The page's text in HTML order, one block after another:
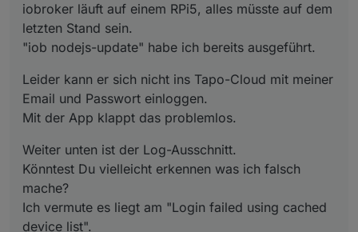
tapo.0
2024-11-23 13:05:46.616 info Start first Update
tapo.0
2024-11-23 13:05:36.615 info Wait for connections for
non camera devices
2024-11-23 13:05:36.614 warn Login failed using
cached device list
2024-11-23 13:05:36.416 info Found MFA Process
please enter MFA in the instance settings
iobroker läuft auf einem RPi5, alles müsste auf dem
letzten Stand sein.
"iob nodejs-update" habe ich bereits ausgeführt.
Leider kann er sich nicht ins Tapo-Cloud mit meiner
Email und Passwort einloggen.
Mit der App klappt das problemlos.
Weiter unten ist der Log-Ausschnitt.
Könntest Du vielleicht erkennen was ich falsch
mache?
Ich vermute es liegt am "Login failed using cached
device list".